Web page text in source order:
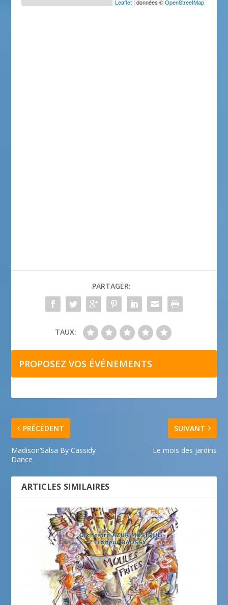
Leaflet| données ©OpenStreetMap
PARTAGER:
TAUX:
PROPOSEZ VOS ÉVÉNEMENTS
PRÉCÉDENT
Madison’Salsa By Cassidy
Dance
SUIVANT
Le mois des jardins
ARTICLES SIMILAIRES